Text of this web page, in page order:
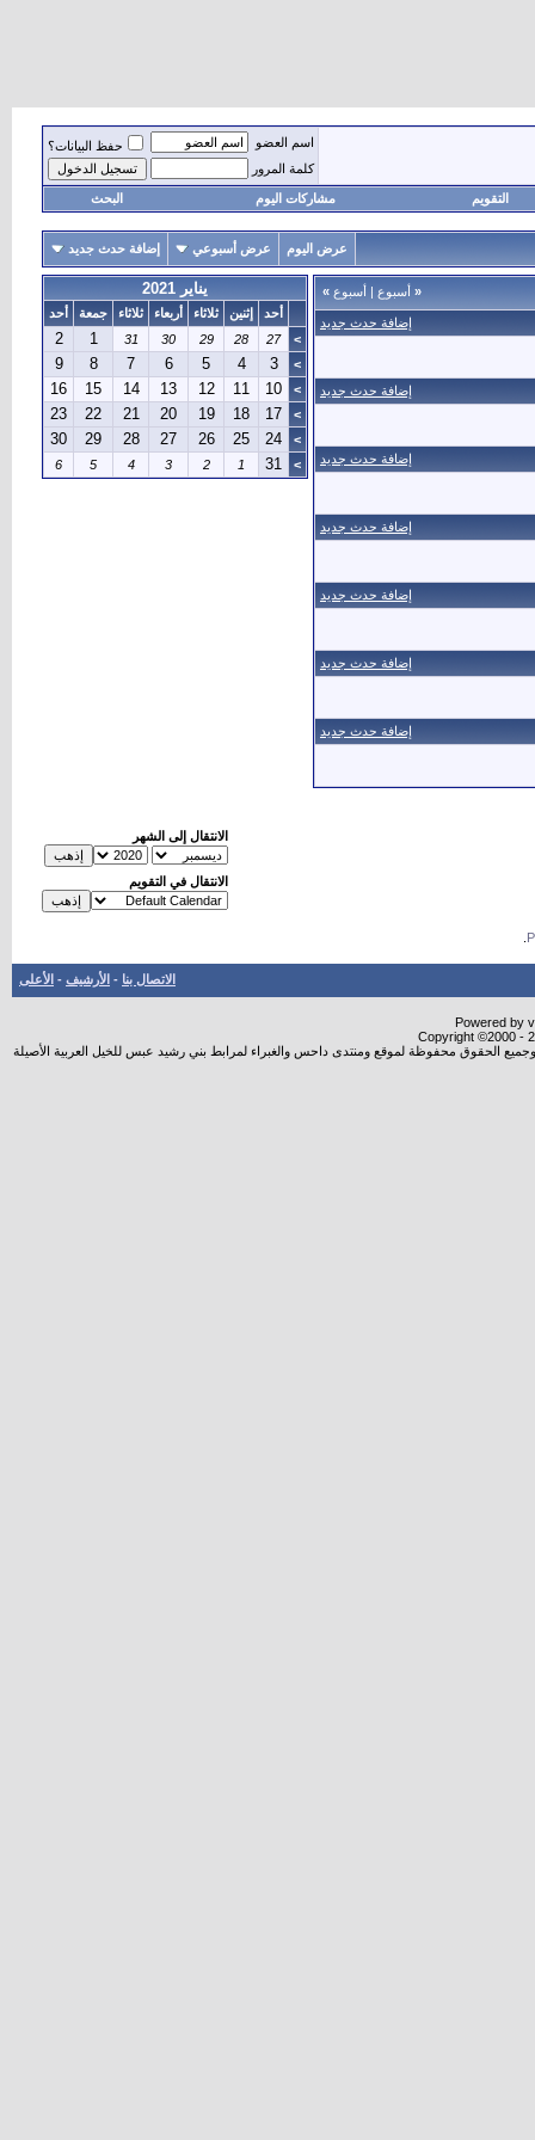
اسم العضو
حفظ البيانات؟
كلمة المرور
التقويم مشاركات اليوم البحث
عرض اليوم عرض أسبوعي إضافة حدث جديد
« أسبوع | أسبوع »
إضافة حدث جديد
إضافة حدث جديد
إضافة حدث جديد
إضافة حدث جديد
إضافة حدث جديد
إضافة حدث جديد
إضافة حدث جديد
يناير 2021
أحد إثنين ثلاثاء أربعاء ثلاثاء جمعة
أحد
>
27
28
29
30
31
1
2
>
3
4
5
6
7
8
9
>
10
11
12
13
14
15
16
>
17
18
19
20
21
22
23
>
24
25
26
27
28
29
30
>
31
1
2
3
4
5
6
الانتقال إلى الشهر
الانتقال في التقويم
الاتصال بنا - الأرشيف - الأعلى
Powered by
Copyright ©2000 -
الحقوق محفوظة لموقع ومنتدى داحس والغبراء لمرابط بني رشيد عبس للخيل العربية الأصيلة